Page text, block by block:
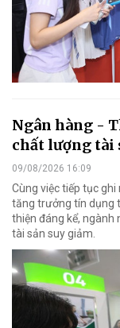
Ngân hàng -
chất lượng tài
09/08/2026 16:09
Cùng việc tiếp tục
tăng trưởng tín dụng
thiện đáng kể, ngành
tài sản suy giảm.